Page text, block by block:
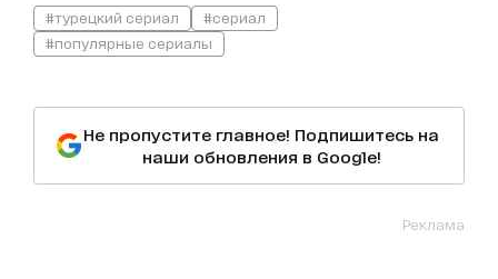
#турецкий сериал
#сериал
#популярные сериалы
Не пропустите главное! Подпишитесь на
наши обновления в Google!
Реклама